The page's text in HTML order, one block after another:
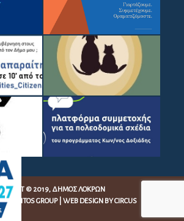
© 2019, ΔΉΜΟΣ ΛΟΚΡΏΝ
EGRITOS GROUP| WEB DESIGN BY CIRCUS